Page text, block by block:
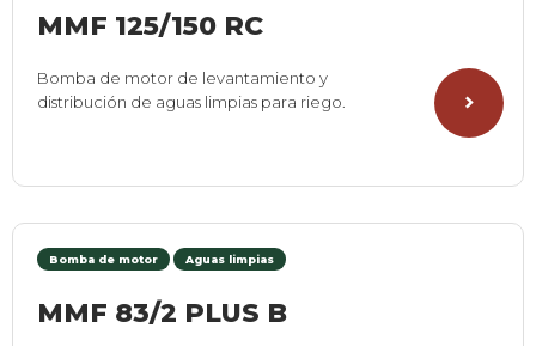
MMF 125/150 RC
Bomba de motor de levantamiento y
distribución de aguas limpias para riego.
Bomba de motor Aguas limpias
MMF 83/2 PLUS B